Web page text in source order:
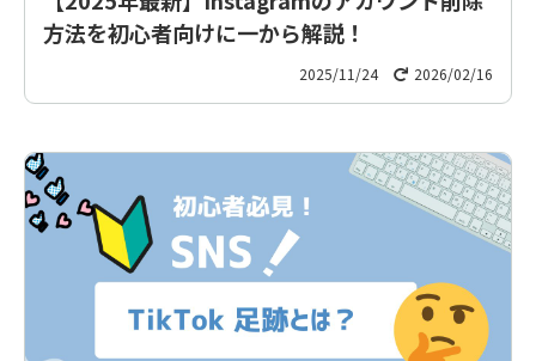
方法を初心者向けに一から解説！
2025/11/24 2026/02/16